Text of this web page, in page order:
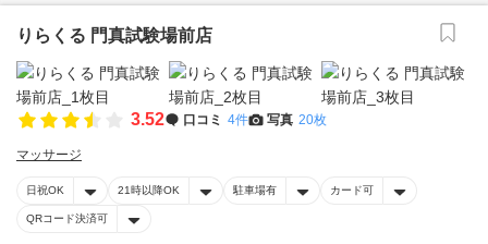
りらくる 門真試験場前店
3.52 口コミ 4件 写真 20枚
マッサージ
日祝OK 21時以降OK 駐車場有 カード可
QRコード決済可